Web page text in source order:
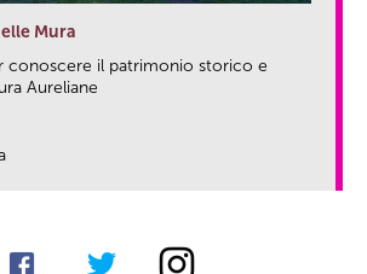
Mura
conoscere il patrimonio storico e
Aureliane